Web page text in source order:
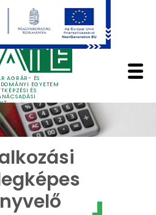
AGRÁR- ÉS
EGYETEM
ÉS